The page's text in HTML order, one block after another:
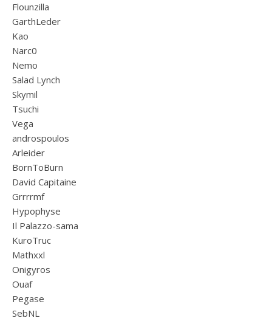
Flounzilla
GarthLeder
Kao
Narc0
Nemo
Salad Lynch
Skymil
Tsuchi
Vega
androspoulos
Arleider
BornToBurn
David Capitaine
Grrrrmf
Hypophyse
Il Palazzo-sama
KuroTruc
Mathxxl
Onigyros
Ouaf
Pegase
SebNL